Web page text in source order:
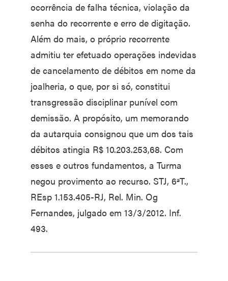
ocorrência de falha técnica, violação da
senha do recorrente e erro de digitação.
Além do mais, o próprio recorrente
admitiu ter efetuado operações indevidas
de cancelamento de débitos em nome da
joalheria, o que, por si só, constitui
transgressão disciplinar punível com
demissão. A propósito, um memorando
da autarquia consignou que um dos tais
débitos atingia R$ 10.203.253,68. Com
esses e outros fundamentos, a Turma
negou provimento ao recurso. STJ, 6ªT.,
REsp 1.153.405-RJ, Rel. Min. Og
Fernandes, julgado em 13/3/2012. Inf.
493.